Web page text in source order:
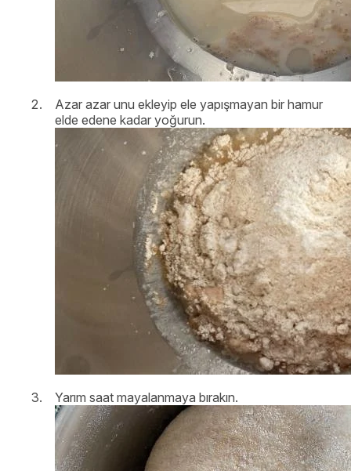
Azar azar unu ekleyip ele yapışmayan bir hamur
elde edene kadar yoğurun.
Yarım saat mayalanmaya bırakın.